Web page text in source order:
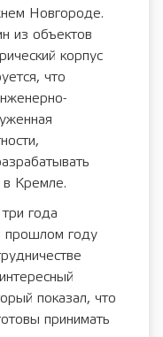
Новгороде.
из объектов
корпус
что
Кремле.
года
прошлом году
показал, что
принимать